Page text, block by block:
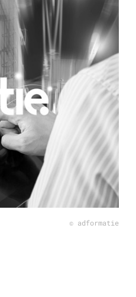
Purpose Marketing
Reputatie & crisis
© adformatie